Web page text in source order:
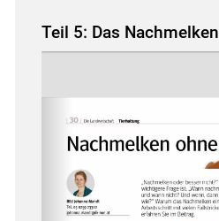
Teil 5: Das Nachmelken